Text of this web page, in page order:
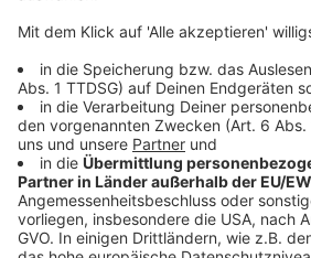
Weitere Meldungen aus
Anzeige
Käthe-Kollwitz-Gesamtschule:
Zusammenlegung der beiden
Schotterparkplatz in Opladen wird